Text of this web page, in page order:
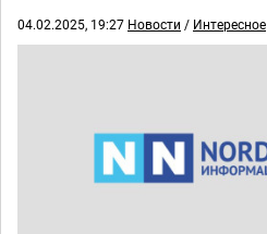
04.02.2025, 19:27 Новости / Интересное